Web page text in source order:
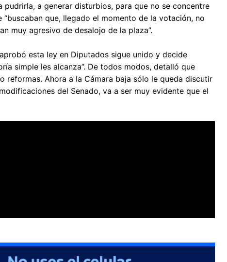
a generar disturbios, para que no se concentre
que, llegado el momento de la votación, no
muy agresivo de desalojo de la plaza”.
esta ley en Diputados sigue unido y decide
simple les alcanza”. De todos modos, detalló que
reformas. Ahora a la Cámara baja sólo le queda discutir
del Senado, va a ser muy evidente que el